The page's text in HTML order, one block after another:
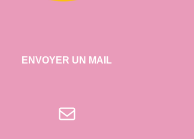
ENVOYER UN MAIL
E-mail